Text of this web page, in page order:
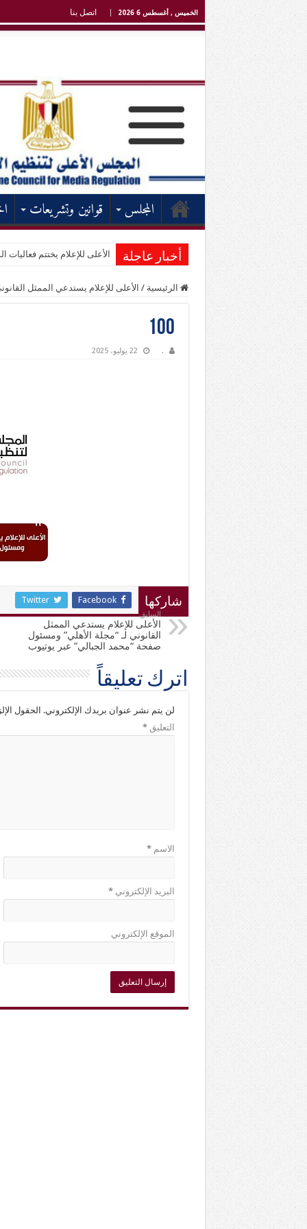
الخميس , أغسطس 6 2026 اتصل بنا
المجلس قوانين وتشريعات
أخبار عاجلة الأعلى للإعلام يختتم فعاليات
الرئيسية / الأعلى للإعلام يستدعي الممثل
100
. 22 يوليو، 2025
شاركها Facebook
Twitter
السابق
الأعلى للإعلام يستدعي الممثل
القانوني لـ “مجلة الأهلي” ومسئول
صفحة “محمد الجبالي” عبر يوتيوب
اترك تعليقاً
لن يتم نشر عنوان بريدك الإلكتروني. الحقول
التعليق*
الاسم*
البريد الإلكتروني*
الموقع الإلكتروني